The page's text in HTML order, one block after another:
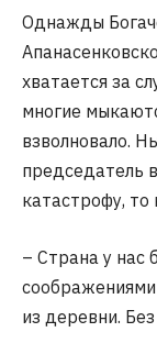
Однажды
хватается за
многие
взволновало.
председатель
катастрофу,
– Страна у нас
из деревни.